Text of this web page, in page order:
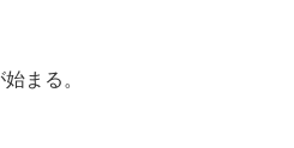
まる。